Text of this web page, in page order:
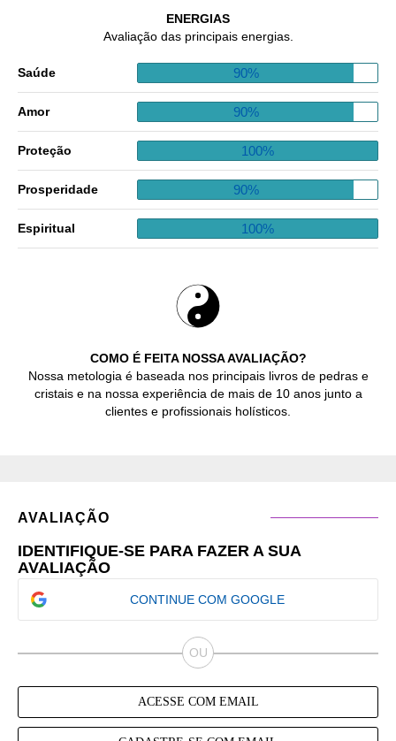
COMO É FEITA NOSSA AVALIAÇÃO?
Nossa metologia é baseada nos principais livros de pedras e
cristais e na nossa experiência de mais de 10 anos junto a
clientes e profissionais holísticos.
ENERGIAS
Avaliação das principais energias.
Saúde 90%
Amor 90%
Proteção 100%
Prosperidade 90%
Espiritual 100%
AVALIAÇÃO
IDENTIFIQUE-SE PARA FAZER A SUA
AVALIAÇÃO
CONTINUE COM GOOGLE
ACESSE COM EMAIL